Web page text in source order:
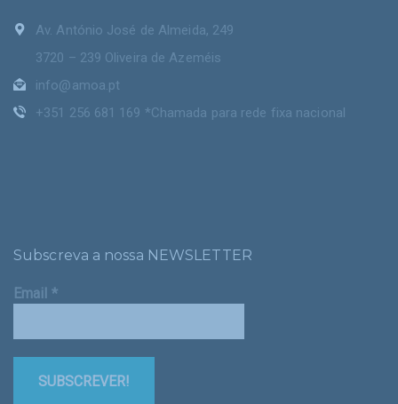
Av. António José de Almeida, 249
3720 – 239 Oliveira de Azeméis
info@amoa.pt
+351 256 681 169 *Chamada para rede fixa nacional
Subscreva a nossa NEWSLETTER
Email *